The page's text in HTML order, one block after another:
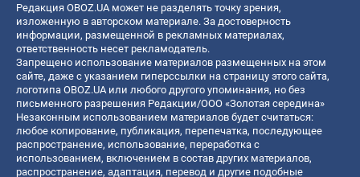
Редакция OBOZ.UA может не разделять точку зрения,
изложенную в авторском материале. За достоверность
информации, размещенной в рекламных материалах,
ответственность несет рекламодатель.
Запрещено использование материалов размещенных на этом
сайте, даже с указанием гиперссылки на страницу этого сайта,
логотипа OBOZ.UA или любого другого упоминания, но без
письменного разрешения Редакции/ООО «Золотая середина»
Незаконным использованием материалов будет считаться:
любое копирование, публикация, перепечатка, последующее
распространение, использование, переработка с
использованием, включением в состав других материалов,
распространение, адаптация, перевод и другие подобные